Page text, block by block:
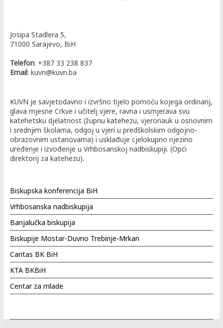
Josipa Stadlera 5,
71000 Sarajevo, BiH
Telefon: +387 33 238 837
Email: kuvn@kuvn.ba
KUVN je savjetodavno i izvršno tijelo pomoću kojega ordinarij,
glava mjesne Crkve i učitelj vjere, ravna i usmjerava svu
katehetsku djelatnost (župnu katehezu, vjeronauk u osnovnim
i srednjim školama, odgoj u vjeri u predškolskim odgojno-
obrazovnim ustanovama) i usklađuje cjelokupno njezino
uređenje i izvođenje u Vrhbosanskoj nadbiskupiji. (Opći
direktorij za katehezu).
Biskupska konferencija BiH
Vrhbosanska nadbiskupija
Banjalučka biskupija
Biskupije Mostar-Duvno Trebinje-Mrkan
Caritas BK BiH
KTA BKBiH
Centar za mlade